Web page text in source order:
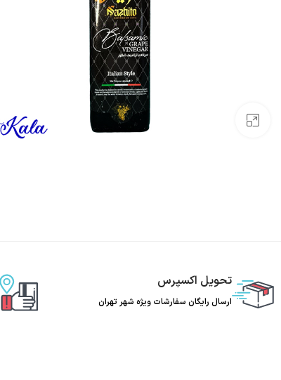
تحویل اکسپرس
ارسال رایگان سفارشات ویژه شهر تهران